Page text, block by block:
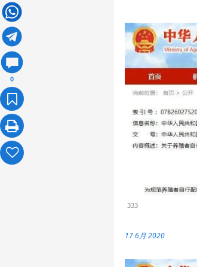
0
333
17 6月 2020